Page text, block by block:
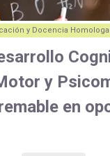
y Docencia
y
en